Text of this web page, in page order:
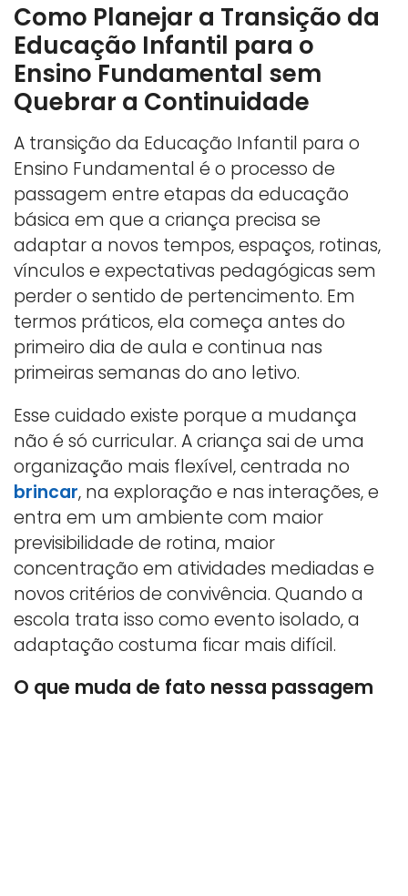
Como Planejar a Transição da
Educação Infantil para o
Ensino Fundamental sem
Quebrar a Continuidade
A transição da Educação Infantil para o
Ensino Fundamental é o processo de
passagem entre etapas da educação
básica em que a criança precisa se
adaptar a novos tempos, espaços, rotinas,
vínculos e expectativas pedagógicas sem
perder o sentido de pertencimento. Em
termos práticos, ela começa antes do
primeiro dia de aula e continua nas
primeiras semanas do ano letivo.
Esse cuidado existe porque a mudança
não é só curricular. A criança sai de uma
organização mais flexível, centrada no
brincar, na exploração e nas interações, e
entra em um ambiente com maior
previsibilidade de rotina, maior
concentração em atividades mediadas e
novos critérios de convivência. Quando a
escola trata isso como evento isolado, a
adaptação costuma ficar mais difícil.
O que muda de fato nessa passagem